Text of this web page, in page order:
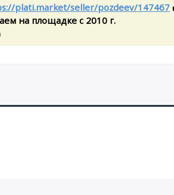
plati.market/seller/pozdeev/147467
на площадке с 2010 г.